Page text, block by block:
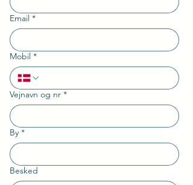
Email *
Mobil *
Vejnavn og nr *
By *
Besked